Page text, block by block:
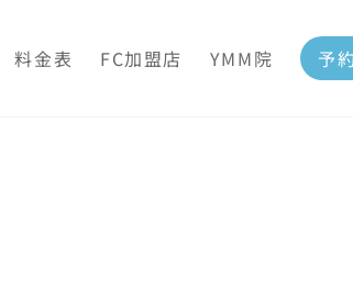
料金表 FC加盟店 YMM院 予